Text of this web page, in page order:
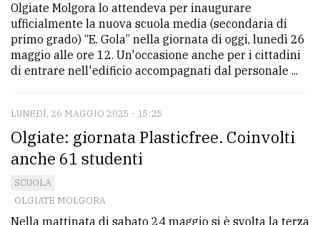
Olgiate Molgora lo attendeva per inaugurare
ufficialmente la nuova scuola media (secondaria di
primo grado) “E. Gola” nella giornata di oggi, lunedì 26
maggio alle ore 12. Un'occasione anche per i cittadini
di entrare nell'edificio accompagnati dal personale ...
LUNEDÌ, 26 MAGGIO 2025 - 15:25
Olgiate: giornata Plasticfree. Coinvolti
anche 61 studenti
SCUOLA
OLGIATE MOLGORA
Nella mattinata di sabato 24 maggio si è svolta la terza